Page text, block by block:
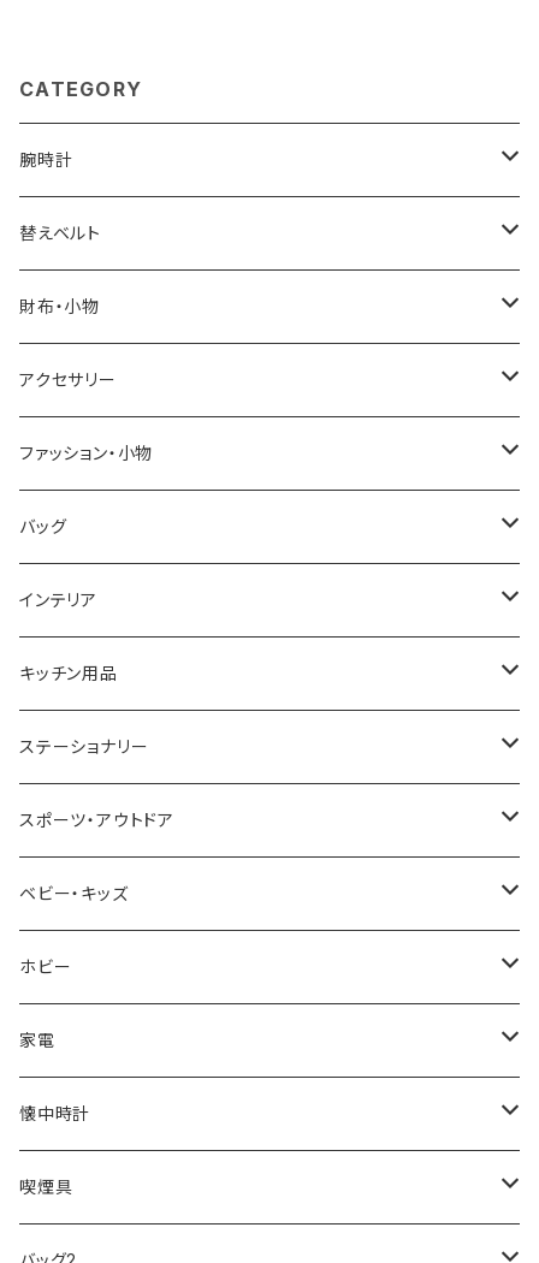
CATEGORY
腕時計
ELGIN
SALVATORE MARRA
CASIO
GRANDEUR
COGU
GAGA MILANO
CACTUS
TIMEX
NIXON
AVALANCHE
ORIENT
ZEPPELIN
SKAGEN
FOOTBALL WATCHES
ARCA FUTURA
替えベルト
COACH
DANIEL WELLINGTON
LACOSTE
DIESEL
MICHAEL KORS
NO BRAND
財布・小物
SONNE
DUCT
TRANSNUMBER
SAAMA HOMME
ARNOLD PALMER
MICHAEL KORS
DIESEL
ALV
Merge
ETTINGER
COACH
BVLGARI
VANQUISH
アクセサリー
GUCCI
TIFFANY&CO
FOLLI FOLLIE
POLICE
PAUL HEWITT
22designstudio
BOTTEGA VENETA
EMPORIO ARMANI
CALVIN KLEIN
DANIEL WELLINGTON
SWAROVSKI
VIVIENNE WESTWOOD
ファッション・小物
DAKS
栃木レザー
NIKE
DUNHILL
NEWYORKER
OROBIANCO
Ellese
COLEMAN
MONTBLANC
Fashion Accessory Cllection
ISLAND
バッグ
MANHATTAN PORTAGE
United HOMME
RODANIA
BEAMZSQUARE
BLAZER CLUB
ANDY HAWARD
G GUSTO
GULLWING
LESPORTSAC
PRADA
インテリア
CRYSTOCRAFT
SEIKO
CITIZEN
BRAUN
RHYTHM
BLOSSOM
MONDAINE
MAWA
その他
キッチン用品
I'mD
Helios
VALENTINO VISCANI
ステーショナリー
LAMY
WATERMAN
PARKER
PELIKAN
CROSS
MONTBLANC
SWAROVSKI
スポーツ・アウトドア
Trangia
Barebones
FEUERHAND
CASIO
ベビー・キッズ
ふわりぃ
ERGO BABY
ホビー
その他
AMOS
OMMIX
COACH
家電
CREATE
TORAY
OMRON
懐中時計
MONDAINE
喫煙具
ZIPPO